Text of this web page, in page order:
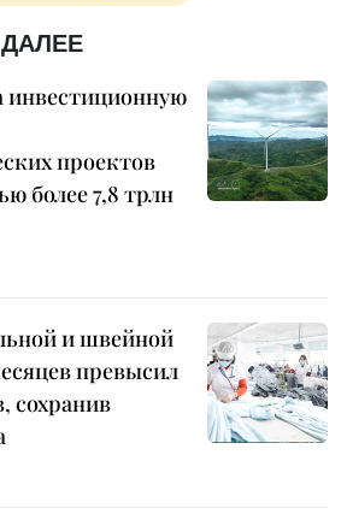
инвестиционную
проектов
более 7,8 трлн
и швейной
превысил
сохранив